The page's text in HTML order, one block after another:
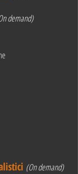
demand)
(On demand)